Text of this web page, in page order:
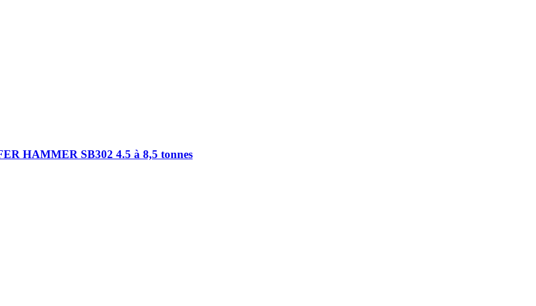
HAMMER SB302 4.5 à 8,5 tonnes